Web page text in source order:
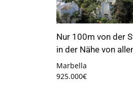
Nur 100m von der
in der Nähe von
Marbella
925.000€